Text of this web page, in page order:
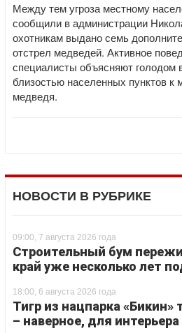
Между тем угроза местному
сообщили в администрации
охотникам выдано семь
отстрел медведей. Активное
специалисты объясняют голодом
близостью населенных пунктов к
медведя.
НОВОСТИ В РУБРИКЕ
09:00, 7 августа 2026 года
Строительный бум
край уже несколько лет
18:00, 6 августа 2026 года
Тигр из нацпарка
– наверное, для интерьера